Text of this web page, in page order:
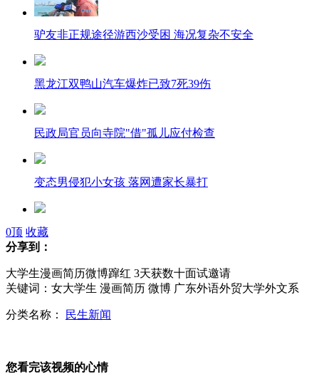
驴友非正规途径游西沙受困 海况复杂不安全
黑龙江双鸭山汽车爆炸已致7死39伤
民政局官员向寺院"借"孤儿应付检查
变态男侵犯小女孩 落网遭家长暴打
日将成立“尖阁警备队” 强化钓鱼岛周边警备
美国加州一高中发生枪击案2人受伤
0顶 收藏
分享到：
大学生漫画简历微博蹿红 3天获数十面试邀请
关键词：女大学生 漫画简历 微博 广东外语外贸大学外文系
分类名称： 民生新闻
您看完该视频的心情